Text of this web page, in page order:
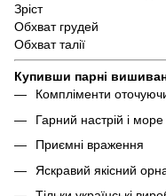
Зріст
Обхват грудей
Обхват талії
Купивши парні
Компліменти
Гарний настрій і
Приємні враження
Яскравий якісний